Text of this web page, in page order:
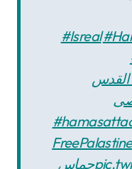
#Isreal⁩ ⁦
FreePalastine
حماس